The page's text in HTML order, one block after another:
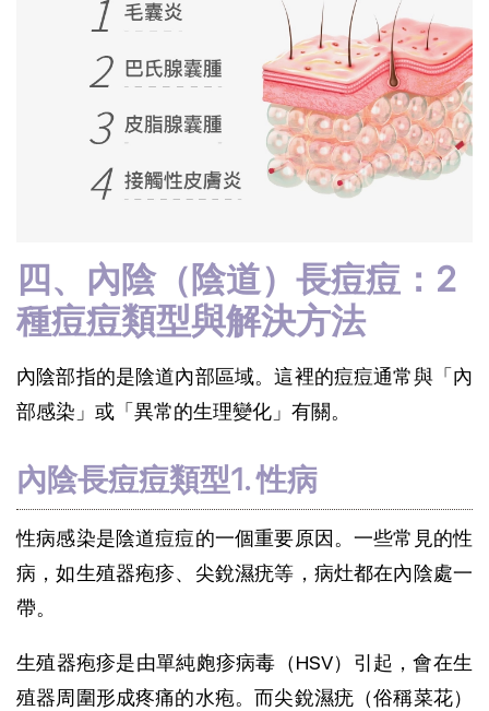
四、內陰（陰道）長痘痘：2
種痘痘類型與解決方法
內陰部指的是陰道內部區域。這裡的痘痘通常與「內
部感染」或「異常的生理變化」有關。
內陰長痘痘類型1. 性病
性病感染是陰道痘痘的一個重要原因。一些常見的性
病，如生殖器疱疹、尖銳濕疣等，病灶都在內陰處一
帶。
生殖器疱疹是由單純皰疹病毒（HSV）引起，會在生
殖器周圍形成疼痛的水疱。而尖銳濕疣（俗稱菜花）